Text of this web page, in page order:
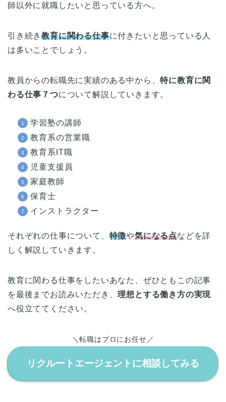
師以外に就職したいと思っている方へ。
引き続き教育に関わる仕事に付きたいと思っている人
は多いことでしょう。
教員からの転職先に実績のある中から、特に教育に関
わる仕事７つについて解説していきます。
学習塾の講師
教育系の営業職
教育系IT職
児童支援員
家庭教師
保育士
インストラクター
それぞれの仕事について、 特徴や気になる点などを詳
しく解説していきます。
教育に関わる仕事をしたいあなた、ぜひともこの記事
を最後までお読みいただき、理想とする働き方の実現
へ役立ててください。
＼転職はプロにお任せ／
リクルートエージェントに相談してみる